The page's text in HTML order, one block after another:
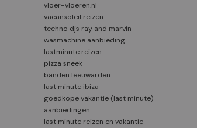
vloer-vloeren.nl
vacansoleil reizen
techno djs ray and marvin
wasmachine aanbieding
lastminute reizen
pizza sneek
banden leeuwarden
last minute ibiza
goedkope vakantie (last minute)
aanbiedingen
last minute reizen en vakantie